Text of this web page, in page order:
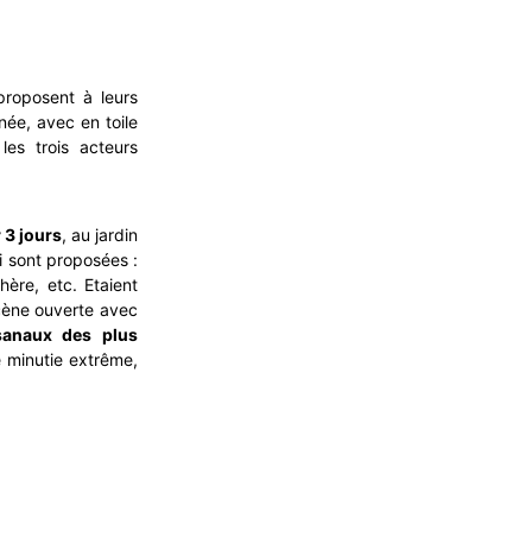
à leurs
avec en toile
trois acteurs
3 jours, au jardin
sont proposées :
etc. Etaient
ouverte avec
des plus
extrême,